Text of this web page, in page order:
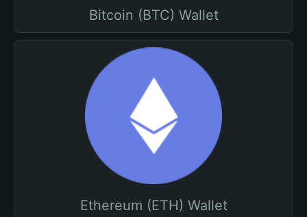
Bitcoin (BTC) Wallet
Ethereum (ETH) Wallet